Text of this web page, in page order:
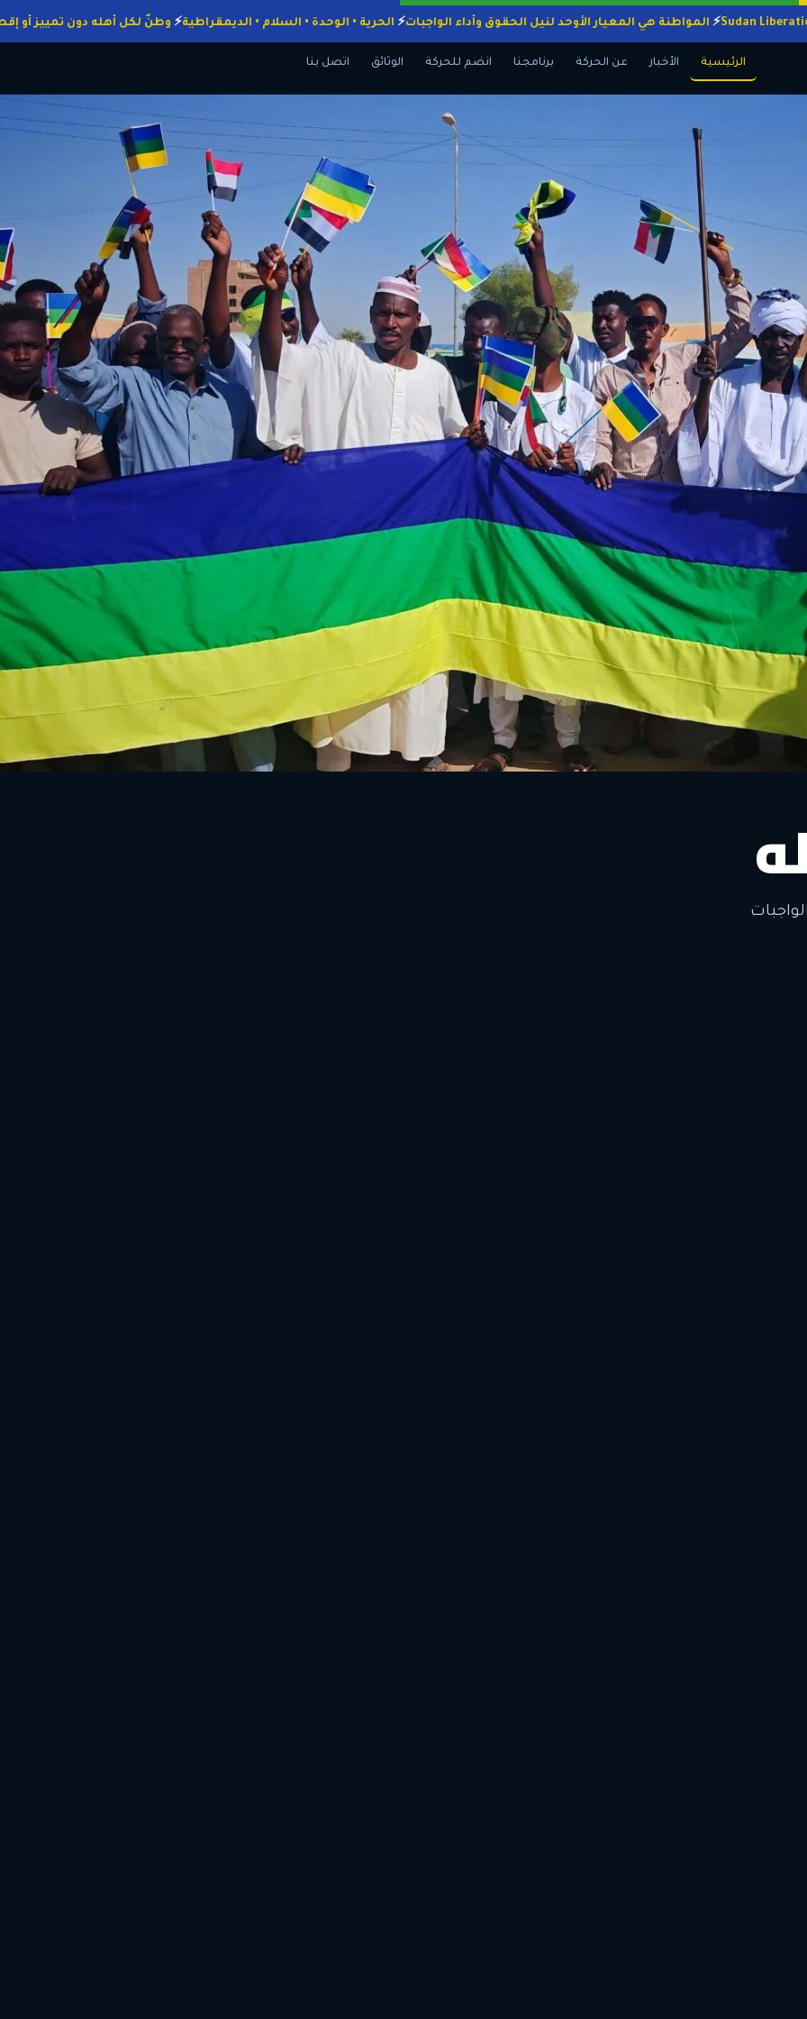
المواطنة هي المعيار الأوحد لنيل الحقوق وأداء الواجبات الحرية • الوحدة • السلام • الديمقراطية وطنٌ لكل أهله دون
الرئيسية الأخبار عن الحركة برنامجنا انضم للحركة الوثائق اتصل بنا